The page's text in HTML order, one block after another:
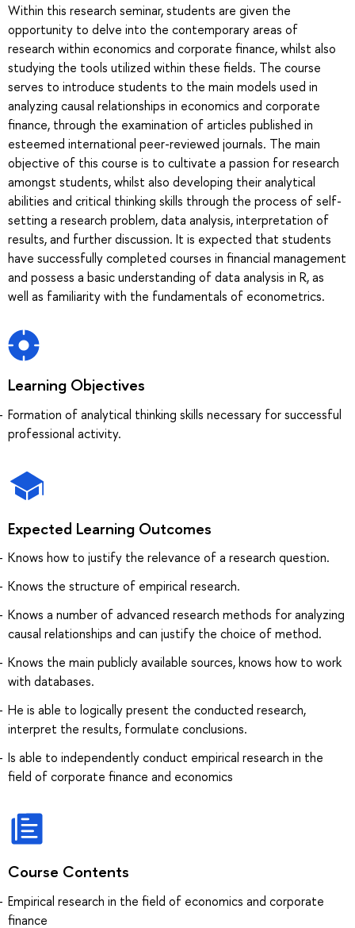
Within this research seminar, students are given the
opportunity to delve into the contemporary areas of
research within economics and corporate finance, whilst also
studying the tools utilized within these fields. The course
serves to introduce students to the main models used in
analyzing causal relationships in economics and corporate
finance, through the examination of articles published in
esteemed international peer-reviewed journals. The main
objective of this course is to cultivate a passion for research
amongst students, whilst also developing their analytical
abilities and critical thinking skills through the process of self-
setting a research problem, data analysis, interpretation of
results, and further discussion. It is expected that students
have successfully completed courses in financial management
and possess a basic understanding of data analysis in R, as
well as familiarity with the fundamentals of econometrics.
Learning Objectives
Formation of analytical thinking skills necessary for successful
professional activity.
Expected Learning Outcomes
Knows how to justify the relevance of a research question.
Knows the structure of empirical research.
Knows a number of advanced research methods for analyzing
causal relationships and can justify the choice of method.
Knows the main publicly available sources, knows how to work
with databases.
He is able to logically present the conducted research,
interpret the results, formulate conclusions.
Is able to independently conduct empirical research in the
field of corporate finance and economics
Course Contents
Empirical research in the field of economics and corporate
finance